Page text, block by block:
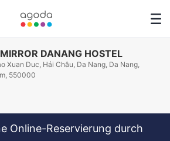
DANANG HOSTEL
Xuan Duc, Hải Châu, Da Nang, Da Nang,
550000
Online-Reservierung durch